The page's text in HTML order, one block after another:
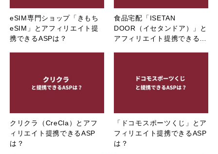
eSIM専門ショップ「きもち
eSIM」とアフィリエイト提
携できるASPは？
食品宅配「ISETAN
DOOR（イセタンドア）」と
アフィリエイト提携できる…
クリクラ（CreCla）とアフ
ィリエイト提携できるASP
は？
「ドコモスポーツくじ」とア
フィリエイト提携できるASP
は？